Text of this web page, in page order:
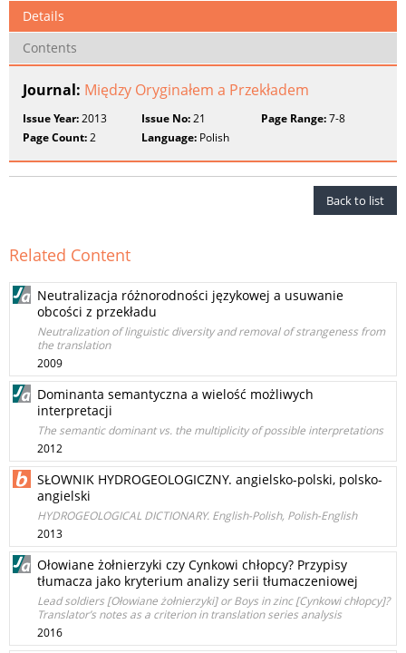
Details
Contents
Journal: Między Oryginałem a Przekładem
Issue Year:2013 Issue No:21 Page Range:7-8
Page Count:2 Language: Polish
Back to list
Related Content
Neutralizacja różnorodności językowej a usuwanie
obcości z przekładu
Neutralization of linguistic diversity and removal of strangeness from
the translation
2009
Dominanta semantyczna a wielość możliwych
interpretacji
The semantic dominant vs. the multiplicity of possible interpretations
2012
SŁOWNIK HYDROGEOLOGICZNY. angielsko-polski, polsko-
angielski
HYDROGEOLOGICAL DICTIONARY. English-Polish, Polish-English
2013
Ołowiane żołnierzyki czy Cynkowi chłopcy? Przypisy
tłumacza jako kryterium analizy serii tłumaczeniowej
Lead soldiers [Ołowiane żołnierzyki] or Boys in zinc [Cynkowi chłopcy]?
Translator’s notes as a criterion in translation series analysis
2016